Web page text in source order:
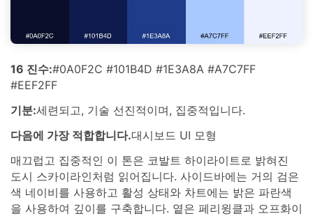
16 진수:#0A0F2C #101B4D #1E3A8A #A7C7FF
#EEF2FF
기분:세련되고, 기술 선진적이며, 집중적입니다.
다음에 가장 적합합니다.대시보드 UI 모형
매끄럽고 집중적인 이 톤은 코발트 하이라이트로 밝혀진
도시 스카이라인처럼 읽어집니다. 사이드바에는 거의 검은
색 네이비를 사용하고 활성 상태와 차트에는 밝은 파란색
을 사용하여 깊이를 구축합니다. 옅은 페리윙클과 오프화이